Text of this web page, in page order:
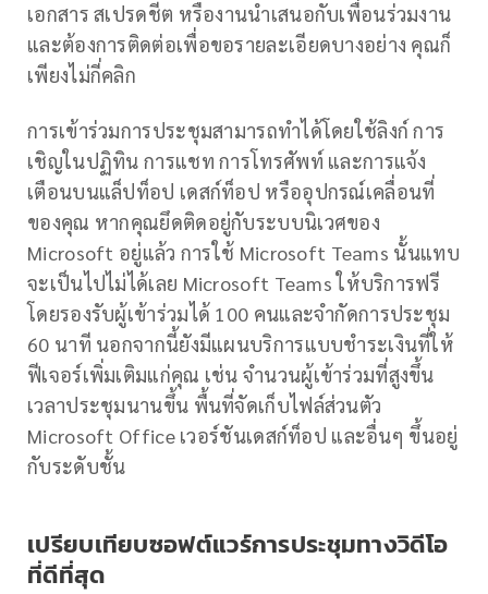
เอกสาร สเปรดชีต หรืองานนำเสนอกับเพื่อนร่วมงาน
และต้องการติดต่อเพื่อขอรายละเอียดบางอย่าง คุณก็
เพียงไม่กี่คลิก
การเข้าร่วมการประชุมสามารถทำได้โดยใช้ลิงก์ การ
เชิญในปฏิทิน การแชท การโทรศัพท์ และการแจ้ง
เตือนบนแล็ปท็อป เดสก์ท็อป หรืออุปกรณ์เคลื่อนที่
ของคุณ หากคุณยึดติดอยู่กับระบบนิเวศของ
Microsoft อยู่แล้ว การใช้ Microsoft Teams นั้นแทบ
จะเป็นไปไม่ได้เลย Microsoft Teams ให้บริการฟรี
โดยรองรับผู้เข้าร่วมได้ 100 คนและจำกัดการประชุม
60 นาที นอกจากนี้ยังมีแผนบริการแบบชำระเงินที่ให้
ฟีเจอร์เพิ่มเติมแก่คุณ เช่น จำนวนผู้เข้าร่วมที่สูงขึ้น
เวลาประชุมนานขึ้น พื้นที่จัดเก็บไฟล์ส่วนตัว
Microsoft Office เวอร์ชันเดสก์ท็อป และอื่นๆ ขึ้นอยู่
กับระดับชั้น
เปรียบเทียบซอฟต์แวร์การประชุมทางวิดีโอ
ที่ดีที่สุด